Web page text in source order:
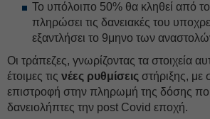
Το υπόλοιπο 50% θα κληθεί από
πληρώσει τις δανειακές του
εξαντλήσει το 9μηνο των
Οι τράπεζες, γνωρίζοντας τα στοιχεία
έτοιμες τις νέες ρυθμίσεις στήριξης, με
επιστροφή στην πληρωμή της δόσης
δανειολήπτες την post Covid εποχή.